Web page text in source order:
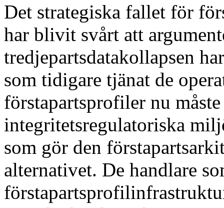
Det strategiska fallet för
har blivit svårt att
tredjepartsdatakollapsen
som tidigare tjänat de
förstapartsprofiler nu
integritetsregulatoriska
som gör den
alternativet. De handlare